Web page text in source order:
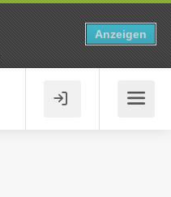
Anzeigen